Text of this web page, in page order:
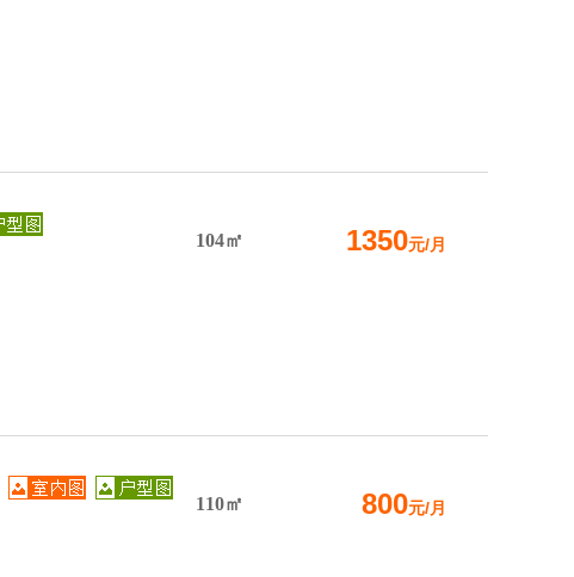
104㎡ 1350元/月
110㎡ 800元/月